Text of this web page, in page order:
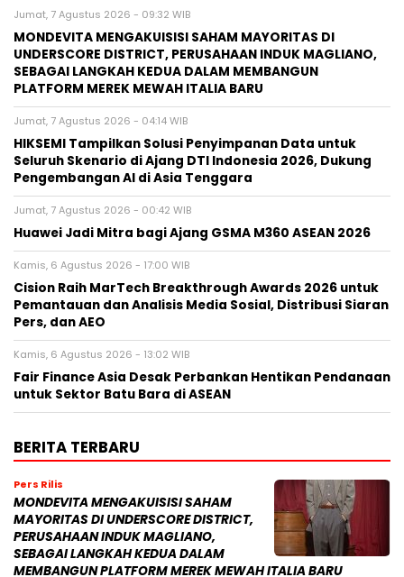
Jumat, 7 Agustus 2026 - 09:32 WIB
MONDEVITA MENGAKUISISI SAHAM MAYORITAS DI
UNDERSCORE DISTRICT, PERUSAHAAN INDUK MAGLIANO,
SEBAGAI LANGKAH KEDUA DALAM MEMBANGUN
PLATFORM MEREK MEWAH ITALIA BARU
Jumat, 7 Agustus 2026 - 04:14 WIB
HIKSEMI Tampilkan Solusi Penyimpanan Data untuk
Seluruh Skenario di Ajang DTI Indonesia 2026, Dukung
Pengembangan AI di Asia Tenggara
Jumat, 7 Agustus 2026 - 00:42 WIB
Huawei Jadi Mitra bagi Ajang GSMA M360 ASEAN 2026
Kamis, 6 Agustus 2026 - 17:00 WIB
Cision Raih MarTech Breakthrough Awards 2026 untuk
Pemantauan dan Analisis Media Sosial, Distribusi Siaran
Pers, dan AEO
Kamis, 6 Agustus 2026 - 13:02 WIB
Fair Finance Asia Desak Perbankan Hentikan Pendanaan
untuk Sektor Batu Bara di ASEAN
BERITA TERBARU
Pers Rilis
MONDEVITA MENGAKUISISI SAHAM
MAYORITAS DI UNDERSCORE DISTRICT,
PERUSAHAAN INDUK MAGLIANO,
SEBAGAI LANGKAH KEDUA DALAM
MEMBANGUN PLATFORM MEREK MEWAH ITALIA BARU